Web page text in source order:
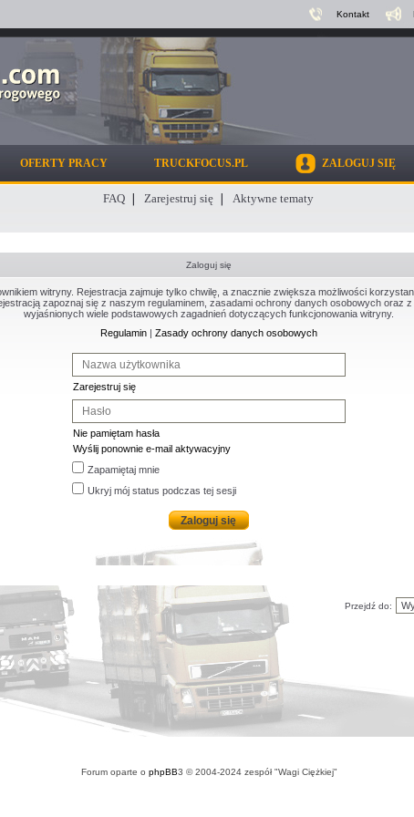
Kontakt
OFERTY PRACY TRUCKFOCUS.PL ZALOGUJ SIĘ
FAQ Zarejestruj się Aktywne tematy
Zaloguj się
witryny. Rejestracja zajmuje tylko chwilę, a znacznie zwiększa możliwości
zapoznaj się z naszym regulaminem, zasadami ochrony danych osobowych oraz
wyjaśnionych wiele podstawowych zagadnień dotyczących funkcjonowania witryny.
Regulamin| Zasady ochrony danych osobowych
Zarejestruj się
Nie pamiętam hasła
Wyślij ponownie e-mail aktywacyjny
Zapamiętaj mnie
Ukryj mój status podczas tej sesji
Przejdź do:
Forum oparte o phpBB3 © 2004-2024 zespół "Wagi Ciężkiej"